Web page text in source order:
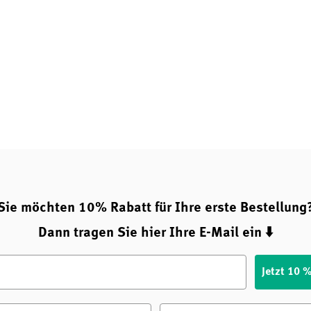
möchten 10% Rabatt für Ihre erste
Dann tragen Sie hier Ihre E-Mail ein ⬇️
Jetzt 10
Nachname